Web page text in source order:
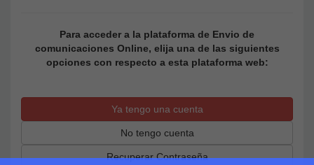
Para acceder a la plataforma de Envio de
comunicaciones Online, elija una de las siguientes
opciones con respecto a esta plataforma web:
Ya tengo una cuenta
No tengo cuenta
Recuperar Contraseña